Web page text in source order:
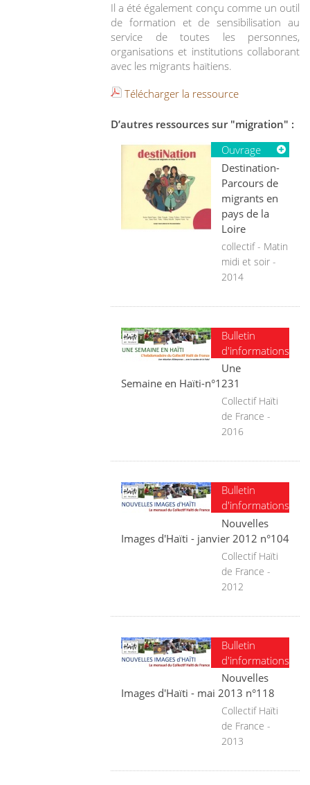
Il a été également conçu comme un outil
de formation et de sensibilisation au
service de toutes les personnes,
organisations et institutions collaborant
avec les migrants haïtiens.
Télécharger la ressource
D’autres ressources sur "migration" :
Ouvrage
Destination-
Parcours de
migrants en
pays de la
Loire
collectif - Matin
midi et soir -
2014
Bulletin
d'informations
Une
Semaine en Haïti-n°1231
Collectif Haïti
de France -
2016
Bulletin
d'informations
Nouvelles
Images d'Haïti - janvier 2012 n°104
Collectif Haïti
de France -
2012
Bulletin
d'informations
Nouvelles
Images d'Haïti - mai 2013 n°118
Collectif Haïti
de France -
2013